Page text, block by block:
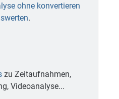
ohne konvertieren
.
zu Zeitaufnahmen,
Videoanalyse...